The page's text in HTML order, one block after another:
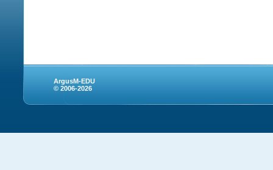
ArgusM-EDU
© 2006-2026